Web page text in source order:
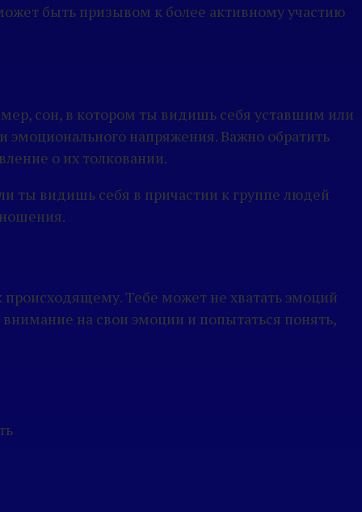
быть призывом к более активному участию
сон, в котором ты видишь себя уставшим или
напряжения. Важно обратить
о их толковании.
ты видишь себя в причастии к группе людей
происходящему. Тебе может не хватать эмоций
на свои эмоции и попытаться понять,